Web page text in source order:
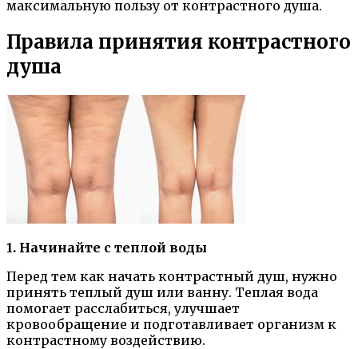
максимальную пользу от контрастного душа.
Правила принятия контрастного
душа
1. Начинайте с теплой воды
Перед тем как начать контрастный душ, нужно
принять теплый душ или ванну. Теплая вода
помогает расслабиться, улучшает
кровообращение и подготавливает организм к
контрастному воздействию.